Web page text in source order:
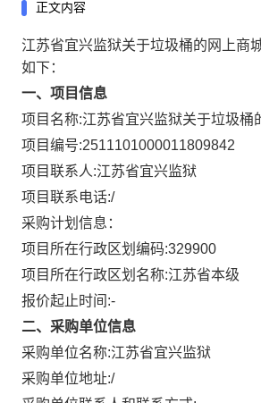
正文内容
江苏省宜兴监狱关于垃圾桶的网上商
如下：
一、项目信息
项目名称:江苏省宜兴监狱关于垃圾桶
项目编号:2511101000011809842
项目联系人:江苏省宜兴监狱
项目联系电话:/
采购计划信息：
项目所在行政区划编码:329900
项目所在行政区划名称:江苏省本级
报价起止时间:-
二、采购单位信息
采购单位名称:江苏省宜兴监狱
采购单位地址:/